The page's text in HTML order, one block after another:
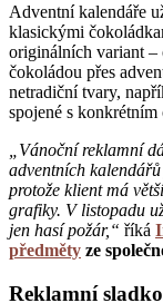
Adventní kalendáře
klasickými
originálních variant –
čokoládou přes
netradiční tvary,
spojené s
„Vánoční reklamní
adventních
protože klient má
grafiky. V listopadu
jen hasí požár,“ říká
předměty ze
Reklamní